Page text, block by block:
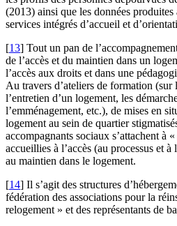
(2013) ainsi que les données
services intégrés d’accueil et
[13] Tout un pan de
de l’accès et du maintien dans un
l’accès aux droits et dans une
Au travers d’ateliers de formation (sur
l’entretien d’un logement, les
l’emménagement, etc.), de mises en
logement au sein de quartier
accompagnants sociaux s’attachent à
accueillies à l’accès (au processus et
au maintien dans le logement.
[14] Il s’agit des structures
fédération des associations pour la
relogement » et des représentants de